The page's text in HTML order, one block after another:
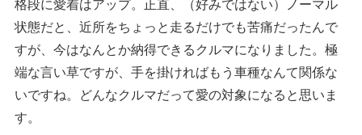
状態だと、近所をちょっと走るだけでも苦痛だったんで
すが、今はなんとか納得できるクルマになりました。極
端な言い草ですが、手を掛ければもう車種なんて関係な
いですね。どんなクルマだって愛の対象になると思いま
す。